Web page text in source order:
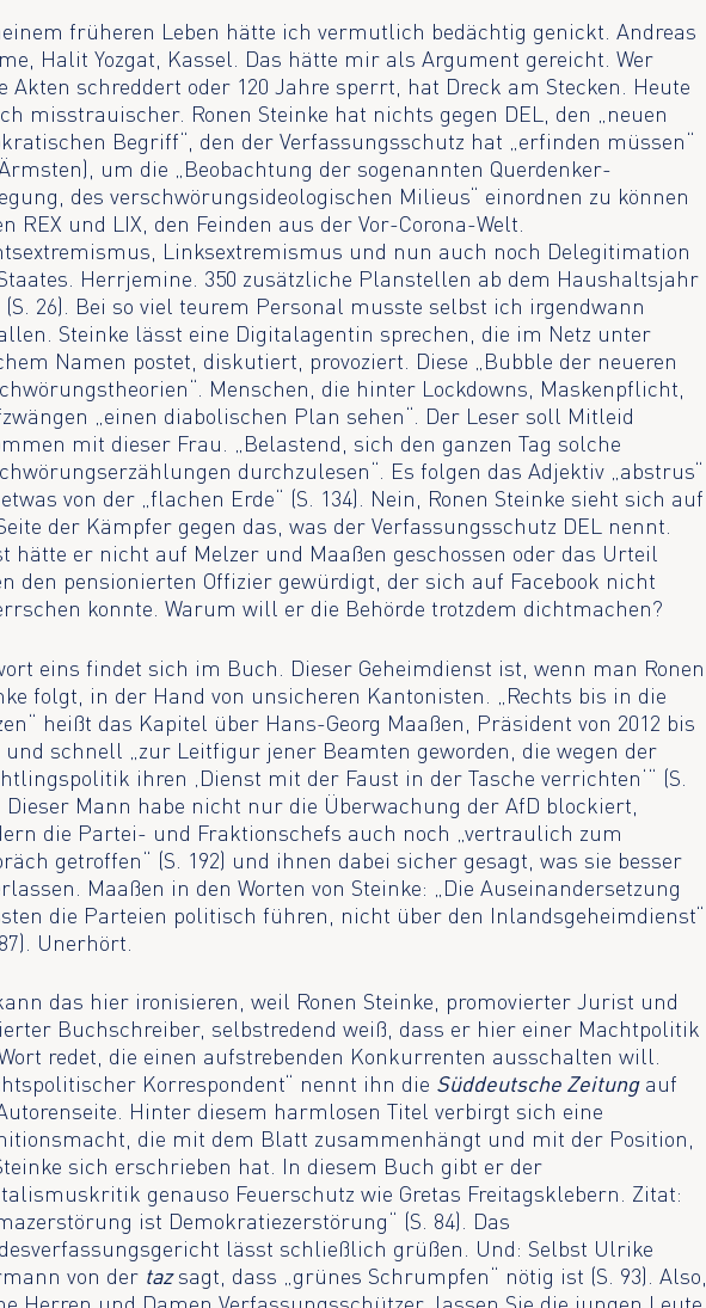
früheren Leben hätte ich vermutlich bedächtig genickt. Andreas
Halit Yozgat, Kassel. Das hätte mir als Argument gereicht. Wer
Akten schreddert oder 120 Jahre sperrt, hat Dreck am Stecken. Heute
misstrauischer. Ronen Steinke hat nichts gegen DEL, den „neuen
Begriff“, den der Verfassungsschutz hat „erfinden müssen“
um die „Beobachtung der sogenannten Querdenker-
des verschwörungsideologischen Milieus“ einordnen zu können
REX und LIX, den Feinden aus der Vor-Corona-Welt.
Linksextremismus und nun auch noch Delegitimation
Herrjemine. 350 zusätzliche Planstellen ab dem Haushaltsjahr
(S. 26). Bei so viel teurem Personal musste selbst ich irgendwann
Steinke lässt eine Digitalagentin sprechen, die im Netz unter
Namen postet, diskutiert, provoziert. Diese „Bubble der neueren
Menschen, die hinter Lockdowns, Maskenpflicht,
„einen diabolischen Plan sehen“. Der Leser soll Mitleid
mit dieser Frau. „Belastend, sich den ganzen Tag solche
durchzulesen“. Es folgen das Adjektiv „abstrus“
von der „flachen Erde“ (S. 134). Nein, Ronen Steinke sieht sich auf
der Kämpfer gegen das, was der Verfassungsschutz DEL nennt.
hätte er nicht auf Melzer und Maaßen geschossen oder das Urteil
den pensionierten Offizier gewürdigt, der sich auf Facebook nicht
konnte. Warum will er die Behörde trotzdem dichtmachen?
eins findet sich im Buch. Dieser Geheimdienst ist, wenn man Ronen
folgt, in der Hand von unsicheren Kantonisten. „Rechts bis in die
heißt das Kapitel über Hans-Georg Maaßen, Präsident von 2012 bis
und schnell „zur Leitfigur jener Beamten geworden, die wegen der
ihren ‚Dienst mit der Faust in der Tasche verrichten‘“ (S.
Dieser Mann habe nicht nur die Überwachung der AfD blockiert,
die Partei- und Fraktionschefs auch noch „vertraulich zum
getroffen“ (S. 192) und ihnen dabei sicher gesagt, was sie besser
Maaßen in den Worten von Steinke: „Die Auseinandersetzung
die Parteien politisch führen, nicht über den Inlandsgeheimdienst“
Unerhört.
das hier ironisieren, weil Ronen Steinke, promovierter Jurist und
Buchschreiber, selbstredend weiß, dass er hier einer Machtpolitik
redet, die einen aufstrebenden Konkurrenten ausschalten will.
Korrespondent“ nennt ihn die Süddeutsche Zeitungauf
Hinter diesem harmlosen Titel verbirgt sich eine
die mit dem Blatt zusammenhängt und mit der Position,
sich erschrieben hat. In diesem Buch gibt er der
genauso Feuerschutz wie Gretas Freitagsklebern. Zitat:
ist Demokratiezerstörung“ (S. 84). Das
lässt schließlich grüßen. Und: Selbst Ulrike
von der tazsagt, dass „grünes Schrumpfen“ nötig ist (S. 93). Also,